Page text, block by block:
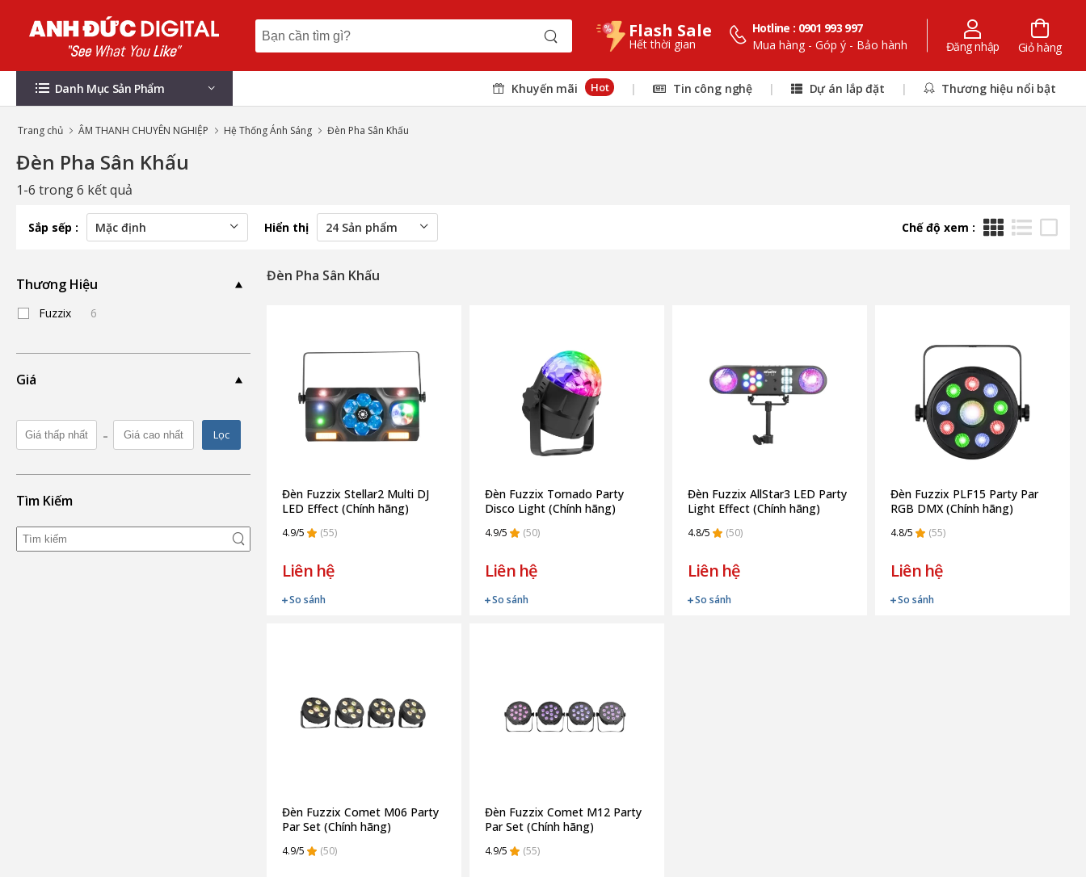
Flash Sale
Hết thời gian
Hotline : 0901 993 997
Mua hàng - Góp ý - Bảo hành
Đăng nhập Giỏ hàng
Danh Mục Sản Phẩm Khuyến mãi Hot | Tin công nghệ | Dự án lắp đặt | Thương hiệu nổi bật
Trang chủ ÂM THANH CHUYÊN NGHIỆP Hệ Thống Ánh Sáng Đèn Pha Sân Khấu
Đèn Pha Sân Khấu
1-6 trong 6 kết quả
Sắp sếp : Hiển thị Chế độ xem :
Thương Hiệu
Fuzzix 6
Giá
- Lọc
Tìm Kiếm
Đèn Pha Sân Khấu
Đèn Fuzzix Stellar2 Multi DJ
LED Effect (Chính hãng)
4.9/5 (55)
Liên hệ
So sánh
Đèn Fuzzix Tornado Party
Disco Light (Chính hãng)
4.9/5 (50)
Liên hệ
So sánh
Đèn Fuzzix AllStar3 LED Party
Light Effect (Chính hãng)
4.8/5 (50)
Liên hệ
So sánh
Đèn Fuzzix PLF15 Party Par
RGB DMX (Chính hãng)
4.8/5 (55)
Liên hệ
So sánh
Đèn Fuzzix Comet M06 Party
Par Set (Chính hãng)
4.9/5 (50)
Đèn Fuzzix Comet M12 Party
Par Set (Chính hãng)
4.9/5 (55)